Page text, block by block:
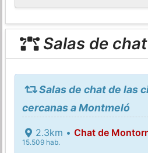
Salas de
Salas de chat de las
cercanas a Montmeló
2.3km • Chat de
15.509 hab.